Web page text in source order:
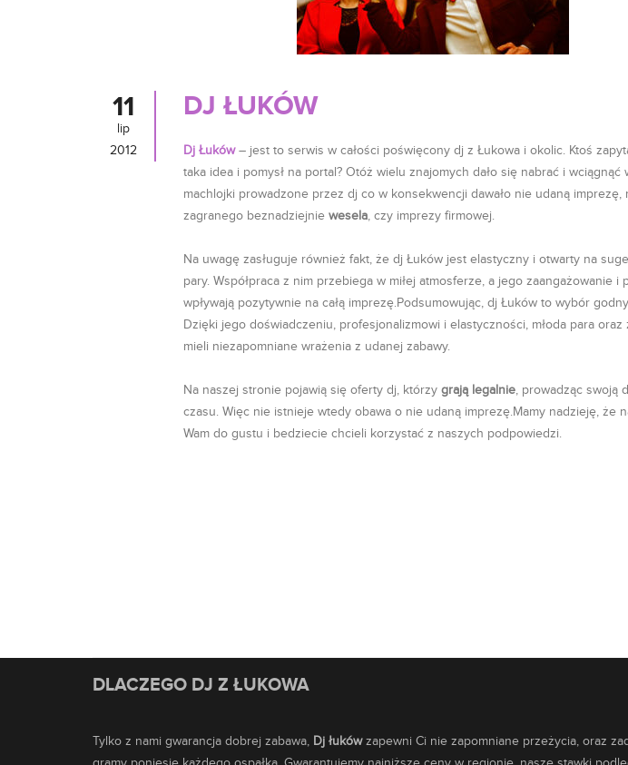
11
lip
2012
DJ ŁUKÓW
Dj Łuków– jest to serwis w całości poświęcony dj z Łukowa i okolic. Ktoś
taka idea i pomysł na portal? Otóż wielu znajomych dało się nabrać i wciągnąć
machlojki prowadzone przez dj co w konsekwencji dawało nie udaną imprezę,
zagranego beznadziejnie wesela, czy imprezy firmowej.
Na uwagę zasługuje również fakt, że dj Łuków jest elastyczny i otwarty na
pary. Współpraca z nim przebiega w miłej atmosferze, a jego zaangażowanie
wpływają pozytywnie na całą imprezę.Podsumowując, dj Łuków to wybór
Dzięki jego doświadczeniu, profesjonalizmowi i elastyczności, młoda para
mieli niezapomniane wrażenia z udanej zabawy.
Na naszej stronie pojawią się oferty dj, którzy grają legalnie, prowadząc swoją
czasu. Więc nie istnieje wtedy obawa o nie udaną imprezę.Mamy nadzieję, że
Wam do gustu i bedziecie chcieli korzystać z naszych podpowiedzi.
DLACZEGO DJ Z ŁUKOWA
Tylko z nami gwarancja dobrej zabawa, Dj łukówzapewni Ci nie zapomniane przeżycia, oraz